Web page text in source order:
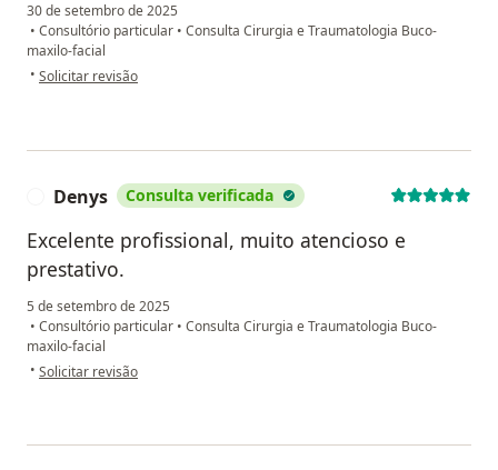
30 de setembro de 2025
• Consultório particular • Consulta Cirurgia e Traumatologia Buco-
maxilo-facial
• na opinião do utilizador Michel padua
Solicitar revisão
Denys Consulta verificada
Excelente profissional, muito atencioso e
prestativo.
5 de setembro de 2025
• Consultório particular • Consulta Cirurgia e Traumatologia Buco-
maxilo-facial
• na opinião do utilizador Denys
Solicitar revisão